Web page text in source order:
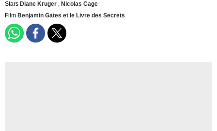
Stars Diane Kruger , Nicolas Cage
Film Benjamin Gates et le Livre des Secrets